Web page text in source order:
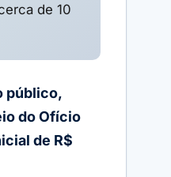
de 10
público,
do Ofício
de R$